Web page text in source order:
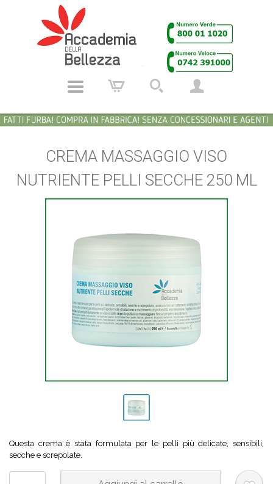
CREMA MASSAGGIO VISO
NUTRIENTE PELLI SECCHE 250 ML
Questa crema è stata formulata per le pelli più delicate, sensibili,
secche e screpolate.